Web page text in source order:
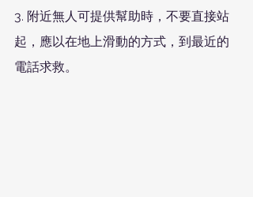
3. 附近無人可提供幫助時，不要直接站
起，應以在地上滑動的方式，到最近的
電話求救。